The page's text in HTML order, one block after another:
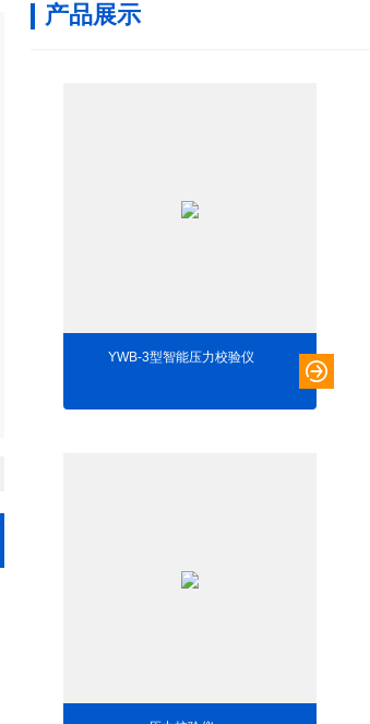
产品展示
YWB-3型智能压力校验仪